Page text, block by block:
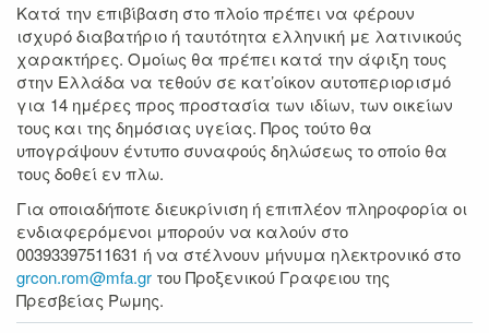
Κατά την επιβίβαση στο πλοίο πρέπει να φέρουν
ισχυρό διαβατήριο ή ταυτότητα ελληνική με λατινικούς
χαρακτήρες. Ομοίως θα πρέπει κατά την άφιξη τους
στην Ελλάδα να τεθούν σε κατ’οίκον αυτοπεριορισμό
για 14 ημέρες προς προστασία των ιδίων, των οικείων
τους και της δημόσιας υγείας. Προς τούτο θα
υπογράψουν έντυπο συναφούς δηλώσεως το οποίο θα
τους δοθεί εν πλω.
Για οποιαδήποτε διευκρίνιση ή επιπλέον πληροφορία οι
ενδιαφερόμενοι μπορούν να καλούν στο
00393397511631 ή να στέλνουν μήνυμα ηλεκτρονικό στο
grcon.rom@mfa.gr του Προξενικού Γραφειου της
Πρεσβείας Ρωμης.